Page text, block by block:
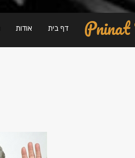
דף בית אודות